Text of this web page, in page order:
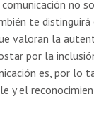
no
te distinguirá
valoran la
por la
es, por lo
y el